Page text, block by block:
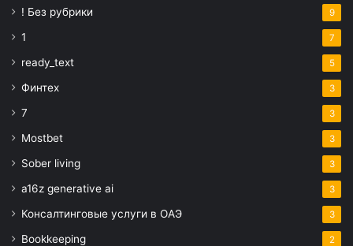
! Без рубрики 9
1 7
ready_text 5
Финтех 3
7 3
Mostbet 3
Sober living 3
a16z generative ai 3
Консалтинговые услуги в ОАЭ 3
Bookkeeping 2